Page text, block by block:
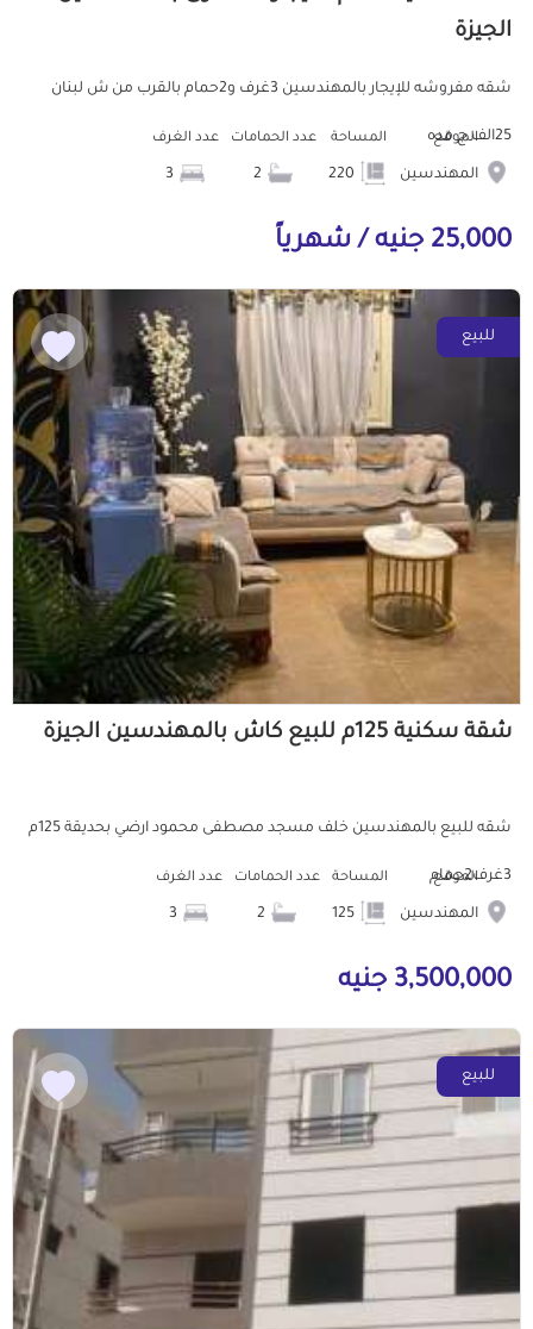
الجيزة
شقه مفروشه للإيجار بالمهندسين 3غرف و2حمام بالقرب من ش لبنان
25الف ج مده الموقع
المهندسين
المساحة عدد الحمامات عدد الغرف
25,000 جنيه / شهرياً
للبيع
شقة سكنية 125م للبيع كاش بالمهندسين الجيزة
شقه للبيع بالمهندسين خلف مسجد مصطفى محمود ارضي بحديقة 125م
3غرف2حمام الموقع
المهندسين
المساحة عدد الحمامات عدد الغرف
3,500,000 جنيه
للبيع